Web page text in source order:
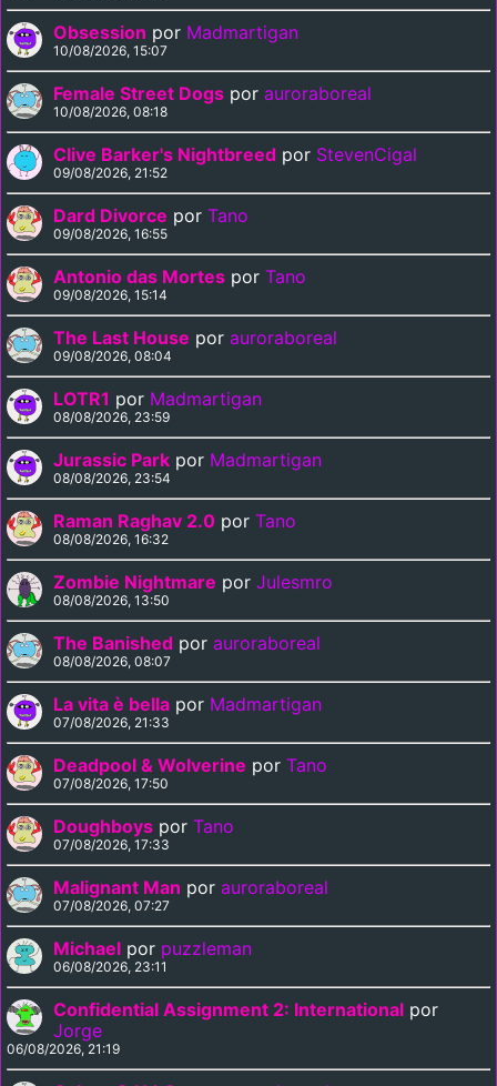
Obsession por Madmartigan
10/08/2026, 15:07
Female Street Dogs por auroraboreal
10/08/2026, 08:18
Clive Barker's Nightbreed por StevenCigal
09/08/2026, 21:52
Dard Divorce por Tano
09/08/2026, 16:55
Antonio das Mortes por Tano
09/08/2026, 15:14
The Last House por auroraboreal
09/08/2026, 08:04
LOTR1 por Madmartigan
08/08/2026, 23:59
Jurassic Park por Madmartigan
08/08/2026, 23:54
Raman Raghav 2.0 por Tano
08/08/2026, 16:32
Zombie Nightmare por Julesmro
08/08/2026, 13:50
The Banished por auroraboreal
08/08/2026, 08:07
La vita è bella por Madmartigan
07/08/2026, 21:33
Deadpool & Wolverine por Tano
07/08/2026, 17:50
Doughboys por Tano
07/08/2026, 17:33
Malignant Man por auroraboreal
07/08/2026, 07:27
Michael por puzzleman
06/08/2026, 23:11
Confidential Assignment 2: International por
Jorge
06/08/2026, 21:19